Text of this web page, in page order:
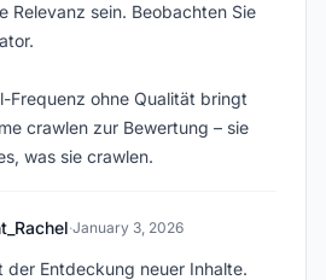
Relevanz sein. Beobachten Sie
Frequenz ohne Qualität bringt
crawlen zur Bewertung – sie
was sie crawlen.
·January 3, 2026
der Entdeckung neuer Inhalte.